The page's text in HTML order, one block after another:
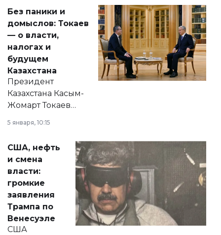
Без паники и
домыслов: Токаев
— о власти,
налогах и
будущем
Казахстана
Президент
Казахстана Касым-
Жомарт Токаев
сразу несколько
актуальных тем —
от слухов о
политических
реформах до
вопросов армии,
экономики и
личного здоровья.
5 января, 10:15
США, нефть
и смена
власти:
громкие
заявления
Трампа по
Венесуэле
США